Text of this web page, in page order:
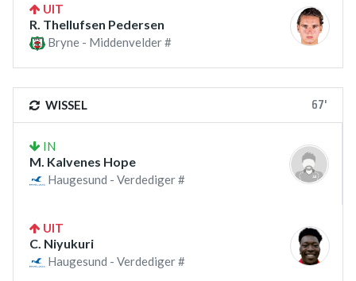
UIT
R. Thellufsen Pedersen
Bryne - Middenvelder #
WISSEL 67'
IN
M. Kalvenes Hope
Haugesund - Verdediger #
UIT
C. Niyukuri
Haugesund - Verdediger #